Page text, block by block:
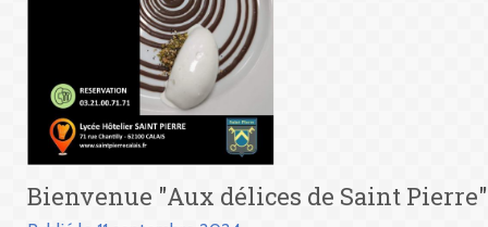
Bienvenue "Aux délices de Saint Pierre"